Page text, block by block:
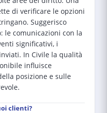
di verificare le opzioni
Suggerisco
le comunicazioni con la
significativi, i
In Civile la qualità
influisce
posizione e sulle
clienti?